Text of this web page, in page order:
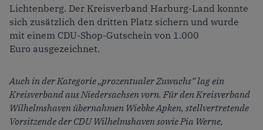
Lichtenberg. Der Kreisverband Harburg-Land konnte
sich zusätzlich den dritten Platz sichern und wurde
mit einem CDU-Shop-Gutschein von 1.000
Euro ausgezeichnet.
Auch in der Kategorie „prozentualer Zuwachs“ lag ein
Kreisverband aus Niedersachsen vorn. Für den Kreisverband
Wilhelmshaven übernahmen WiebkeApken, stellvertretende
Vorsitzende der CDU Wilhelmshaven sowie Pia Werne,